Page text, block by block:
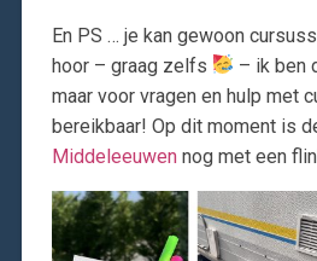
En PS … je kan gewoon
hoor – graag zelfs
– ik ben
maar voor vragen en hulp met
bereikbaar! Op dit moment is
Middeleeuwennog met een